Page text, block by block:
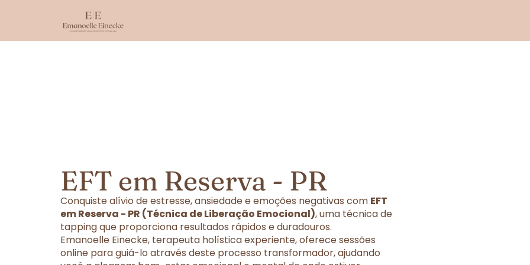
EFT em Reserva - PR
Conquiste alívio de estresse, ansiedade e emoções negativas com EFT
em Reserva - PR (Técnica de Liberação Emocional), uma técnica de
tapping que proporciona resultados rápidos e duradouros.
Emanoelle Einecke, terapeuta holística experiente, oferece sessões
online para guiá-lo através deste processo transformador, ajudando